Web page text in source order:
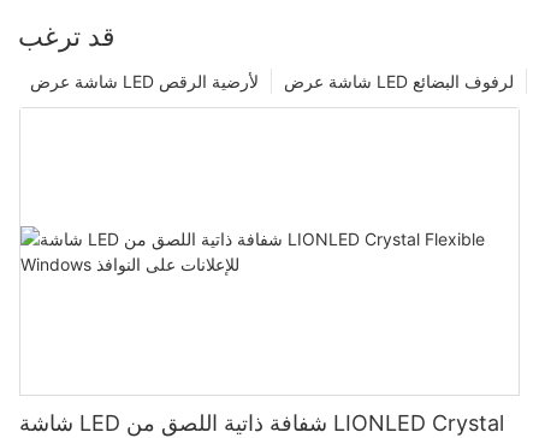
قد ترغب
شاشة عرض LED لرفوف البضائع شاشة عرض LED لأرضية الرقص
شاشة LED شفافة ذاتية اللصق من LIONLED Crystal